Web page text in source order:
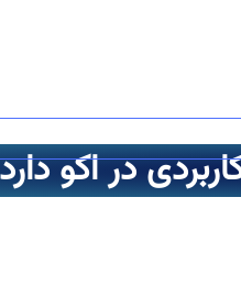
در اکو دارد